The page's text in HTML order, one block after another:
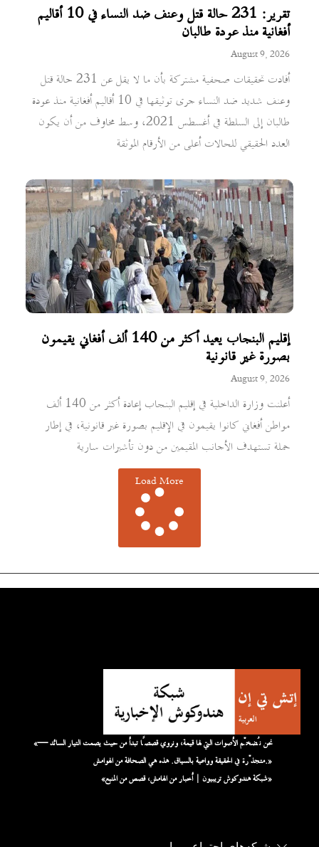
تقرير: 231 حالة قتل وعنف ضد النساء في 10 أقاليم
أفغانية منذ عودة طالبان
August 9, 2026
أفادت تحقيقات صحفية مشتركة بأن ما لا يقل عن 231 حالة قتل
وعنف شديد ضد النساء جرى توثيقها في 10 أقاليم أفغانية منذ عودة
طالبان إلى السلطة في أغسطس 2021، وسط مخاوف من أن يكون
العدد الحقيقي للحالات أعلى من الأرقام الموثقة
إقليم البنجاب يعيد أكثر من 140 ألف أفغاني يقيمون
بصورة غير قانونية
August 9, 2026
أعلنت وزارة الداخلية في إقليم البنجاب إعادة أكثر من 140 ألف
مواطن أفغاني كانوا يقيمون في الإقليم بصورة غير قانونية، في إطار
حملة تستهدف الأجانب المقيمين من دون تأشيرات سارية
Load More
«نحن نُضخّم الأصوات التي لها قيمة، ونروي قصصًا تبدأ من حيث يصمت التيار السائد —
متجذّرة في الحقيقة وواعية بالسياق. هذه هي الصحافة من الهوامش.»
«شبكة هندوكوش تريبيون | أخبار من الهامش، قصص من المنبع»